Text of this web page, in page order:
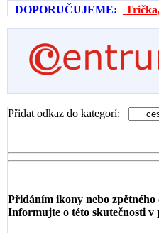
DOPORUČUJEME:
Přidat odkaz do kategorí:
Přidáním ikony nebo
Informujte o této skutečnosti v